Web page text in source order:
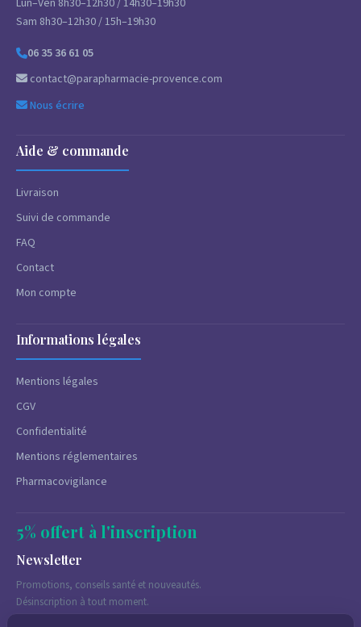
Sam 8h30–12h30 / 15h–19h30
06 35 36 61 05
contact@parapharmacie-provence.com
Nous écrire
Aide & commande
Livraison
Suivi de commande
FAQ
Contact
Mon compte
Informations légales
Mentions légales
CGV
Confidentialité
Mentions réglementaires
Pharmacovigilance
5% offert à l'inscription
Newsletter
Promotions, conseils santé et nouveautés.
Désinscription à tout moment.